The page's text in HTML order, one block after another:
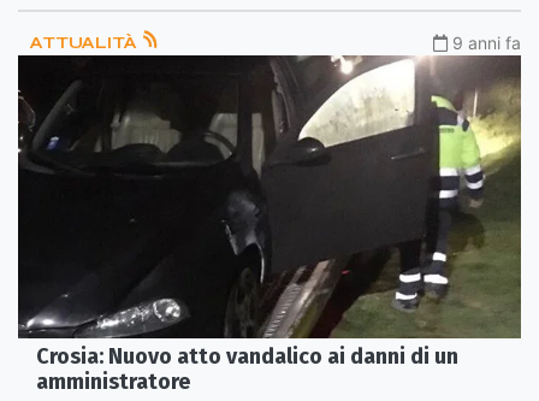
ATTUALITÀ 9 anni fa
Crosia: Nuovo atto vandalico ai danni di un
amministratore